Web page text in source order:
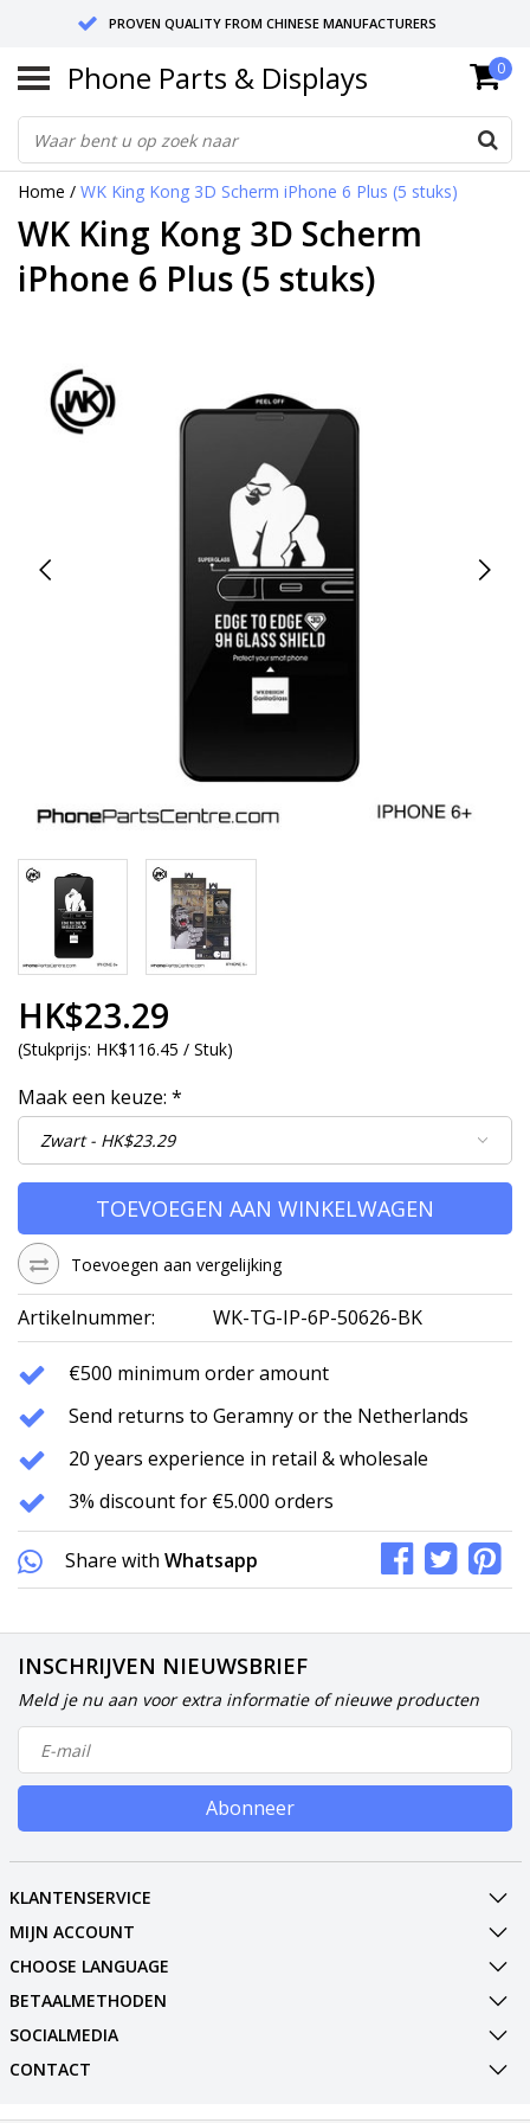
PROVEN QUALITY FROM CHINESE MANUFACTURERS
SEND RETURNS TO GERMANY OR NETHERLANDS
10 DAY SHIPPING
Phone Parts & Displays 0
Home / WK King Kong 3D Scherm iPhone 6 Plus (5 stuks)
WK King Kong 3D Scherm
iPhone 6 Plus (5 stuks)
HK$23.29
(Stukprijs: HK$116.45 / Stuk)
Maak een keuze: *
TOEVOEGEN AAN WINKELWAGEN
Toevoegen aan vergelijking
Artikelnummer: WK-TG-IP-6P-50626-BK
€500 minimum order amount
Send returns to Geramny or the Netherlands
20 years experience in retail & wholesale
3% discount for €5.000 orders
Share with Whatsapp
INSCHRIJVEN NIEUWSBRIEF
Meld je nu aan voor extra informatie of nieuwe producten
Abonneer
KLANTENSERVICE
MIJN ACCOUNT
CHOOSE LANGUAGE
BETAALMETHODEN
SOCIALMEDIA
CONTACT